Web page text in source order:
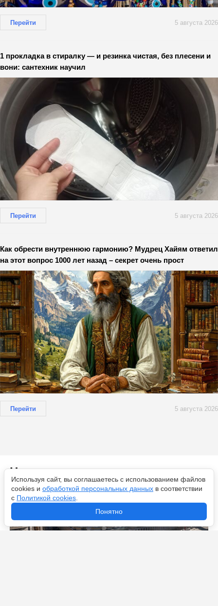
Новости по теме
Перейти 5 августа 2026
1 прокладка в стиралку — и резинка чистая, без плесени и
вони: сантехник научил
Перейти 5 августа 2026
Как обрести внутреннюю гармонию? Мудрец Хайям ответил
на этот вопрос 1000 лет назад – секрет очень прост
Перейти 5 августа 2026
Используя сайт, вы соглашаетесь с использованием файлов
cookies и обработкой персональных данных в соответствии
с Политикой cookies
Понятно